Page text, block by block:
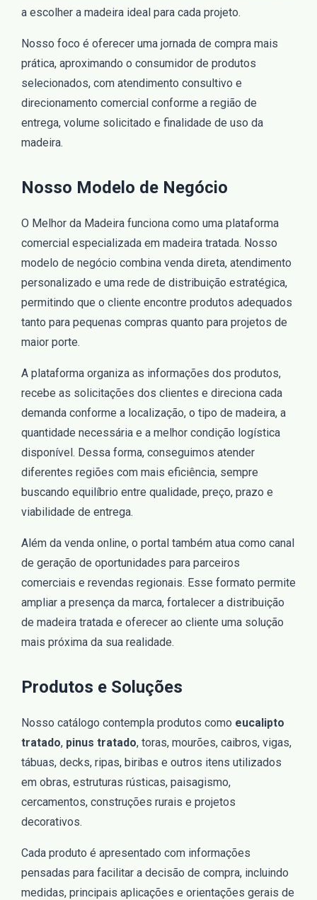
a escolher a madeira ideal para cada projeto.
Nosso foco é oferecer uma jornada de compra mais
prática, aproximando o consumidor de produtos
selecionados, com atendimento consultivo e
direcionamento comercial conforme a região de
entrega, volume solicitado e finalidade de uso da
madeira.
Nosso Modelo de Negócio
O Melhor da Madeira funciona como uma plataforma
comercial especializada em madeira tratada. Nosso
modelo de negócio combina venda direta, atendimento
personalizado e uma rede de distribuição estratégica,
permitindo que o cliente encontre produtos adequados
tanto para pequenas compras quanto para projetos de
maior porte.
A plataforma organiza as informações dos produtos,
recebe as solicitações dos clientes e direciona cada
demanda conforme a localização, o tipo de madeira, a
quantidade necessária e a melhor condição logística
disponível. Dessa forma, conseguimos atender
diferentes regiões com mais eficiência, sempre
buscando equilíbrio entre qualidade, preço, prazo e
viabilidade de entrega.
Além da venda online, o portal também atua como canal
de geração de oportunidades para parceiros
comerciais e revendas regionais. Esse formato permite
ampliar a presença da marca, fortalecer a distribuição
de madeira tratada e oferecer ao cliente uma solução
mais próxima da sua realidade.
Produtos e Soluções
Nosso catálogo contempla produtos como eucalipto
tratado, pinus tratado, toras, mourões, caibros, vigas,
tábuas, decks, ripas, biribas e outros itens utilizados
em obras, estruturas rústicas, paisagismo,
cercamentos, construções rurais e projetos
decorativos.
Cada produto é apresentado com informações
pensadas para facilitar a decisão de compra, incluindo
medidas, principais aplicações e orientações gerais de